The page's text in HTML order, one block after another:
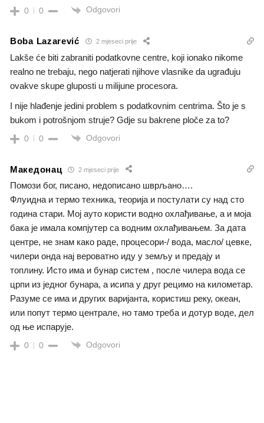
0 0 Odgovori
Boba Lazarević 2 mjeseci prije
Lakše će biti zabraniti podatkovne centre, koji ionako nikome
realno ne trebaju, nego natjerati njihove vlasnike da ugrađuju
ovakve skupe gluposti u milijune procesora.
I nije hlađenje jedini problem s podatkovnim centrima. Što je s
bukom i potrošnjom struje? Gdje su bakrene ploče za to?
0 0 Odgovori
Македонац 2 mjeseci prije
Помози бог, писано, недописано шврљано….
Флуидна и термо техника, теорија и постулати су над сто
година стари. Мој ауто користи водно охлађивање, а и моја
бака је имала компјутер са водним охлађивањем. За дата
центре, не знам како раде, процесори-/ вода, масло/ цевке,
чилери онда нај вероватно иду у земљу и предају и
топлину. Исто има и бунар систем , после чилера вода се
црпи из једног бунара, а исипа у друг рецимо на километар.
Разуме се има и других варијанта, користиш реку, океан,
или попут термо централе, но тамо треба и дотур воде, дел
од ње испарује.
0 0 Odgovori